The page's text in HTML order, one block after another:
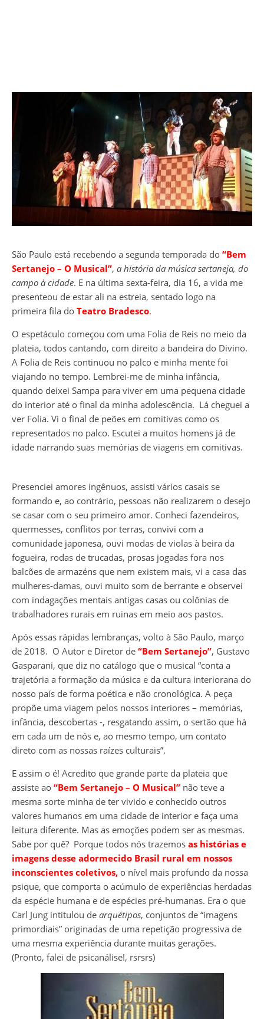
São Paulo está recebendo a segunda temporada do “Bem
Sertanejo – O Musical”, a história da música sertaneja, do
campo à cidade. E na última sexta-feira, dia 16, a vida me
presenteou de estar ali na estreia, sentado logo na
primeira fila do Teatro Bradesco.
O espetáculo começou com uma Folia de Reis no meio da
plateia, todos cantando, com direito a bandeira do Divino.
A Folia de Reis continuou no palco e minha mente foi
viajando no tempo. Lembrei-me de minha infância,
quando deixei Sampa para viver em uma pequena cidade
do interior até o final da minha adolescência. Lá cheguei a
ver Folia. Vi o final de peões em comitivas como os
representados no palco. Escutei a muitos homens já de
idade narrando suas memórias de viagens em comitivas.
Presenciei amores ingênuos, assisti vários casais se
formando e, ao contrário, pessoas não realizarem o desejo
se casar com o seu primeiro amor. Conheci fazendeiros,
quermesses, conflitos por terras, convivi com a
comunidade japonesa, ouvi modas de violas à beira da
fogueira, rodas de trucadas, prosas jogadas fora nos
balcões de armazéns que nem existem mais, vi a casa das
mulheres-damas, ouvi muito som de berrante e observei
com indagações mentais antigas casas ou colônias de
trabalhadores rurais em ruinas em meio aos pastos.
Após essas rápidas lembranças, volto à São Paulo, março
de 2018. O Autor e Diretor de “Bem Sertanejo”, Gustavo
Gasparani, que diz no catálogo que o musical “conta a
trajetória a formação da música e da cultura interiorana do
nosso país de forma poética e não cronológica. A peça
propõe uma viagem pelos nossos interiores – memórias,
infância, descobertas -, resgatando assim, o sertão que há
em cada um de nós e, ao mesmo tempo, um contato
direto com as nossas raízes culturais”.
E assim o é! Acredito que grande parte da plateia que
assiste ao “Bem Sertanejo – O Musical” não teve a
mesma sorte minha de ter vivido e conhecido outros
valores humanos em uma cidade de interior e faça uma
leitura diferente. Mas as emoções podem ser as mesmas.
Sabe por quê? Porque todos nós trazemos as histórias e
imagens desse adormecido Brasil rural em nossos
inconscientes coletivos, o nível mais profundo da nossa
psique, que comporta o acúmulo de experiências herdadas
da espécie humana e de espécies pré-humanas. Era o que
Carl Jung intitulou de arquétipos, conjuntos de “imagens
primordiais” originadas de uma repetição progressiva de
uma mesma experiência durante muitas gerações.
(Pronto, falei de psicanálise!, rsrsrs)